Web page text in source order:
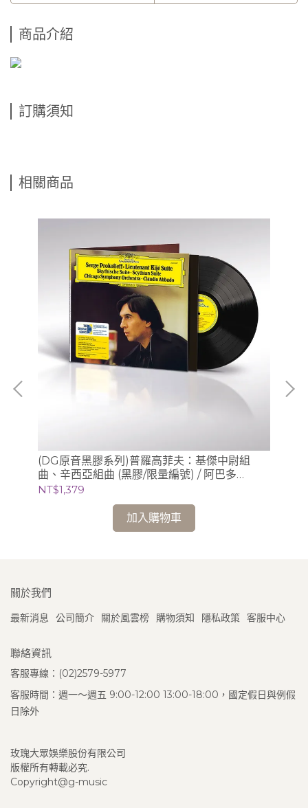
商品介紹
訂購須知
相關商品
(DG原音黑膠系列)普羅高菲夫：基傑中尉組
曲、辛西亞組曲 (黑膠/限量編號) / 阿巴多
Claudio Abbado (指揮) 芝加哥交響樂團
NT$1,379
加入購物車
關於我們
最新消息 公司簡介 關於風雲榜 購物須知 隱私政策 客服中心
聯絡資訊
客服專線：(02)2579-5977
客服時間：週一～週五 9:00-12:00 13:00-18:00，國定假日與例假
日除外
玫瑰大眾娛樂股份有限公司
版權所有轉載必究.
Copyright@g-music